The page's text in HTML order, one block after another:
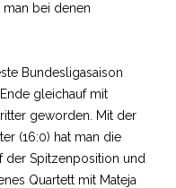
bei denen
Bundesligasaison
gleichauf mit
geworden. Mit der
(16:0) hat man die
der Spitzenposition und
Quartett mit Mateja